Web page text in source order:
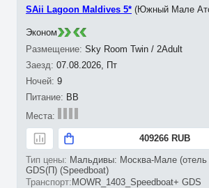
07.08.2026, Пт
9
SAii Lagoon Maldives 5* (Южный Мале
Sky Room Twin / 2Adult
BB
409266 RUB
Мальдивы: Москва-Мале (отель
GDS(П) (Speedboat)
MOWR_1403_Speedboat+ GDS
Эконом